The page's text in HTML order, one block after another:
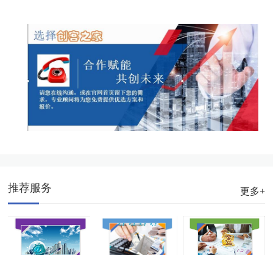
推荐服务 更多+